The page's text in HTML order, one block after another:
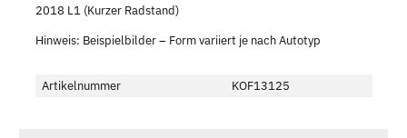
2018 L1 (Kurzer Radstand)
Hinweis: Beispielbilder – Form variiert je nach Autotyp
Artikelnummer KOF13125